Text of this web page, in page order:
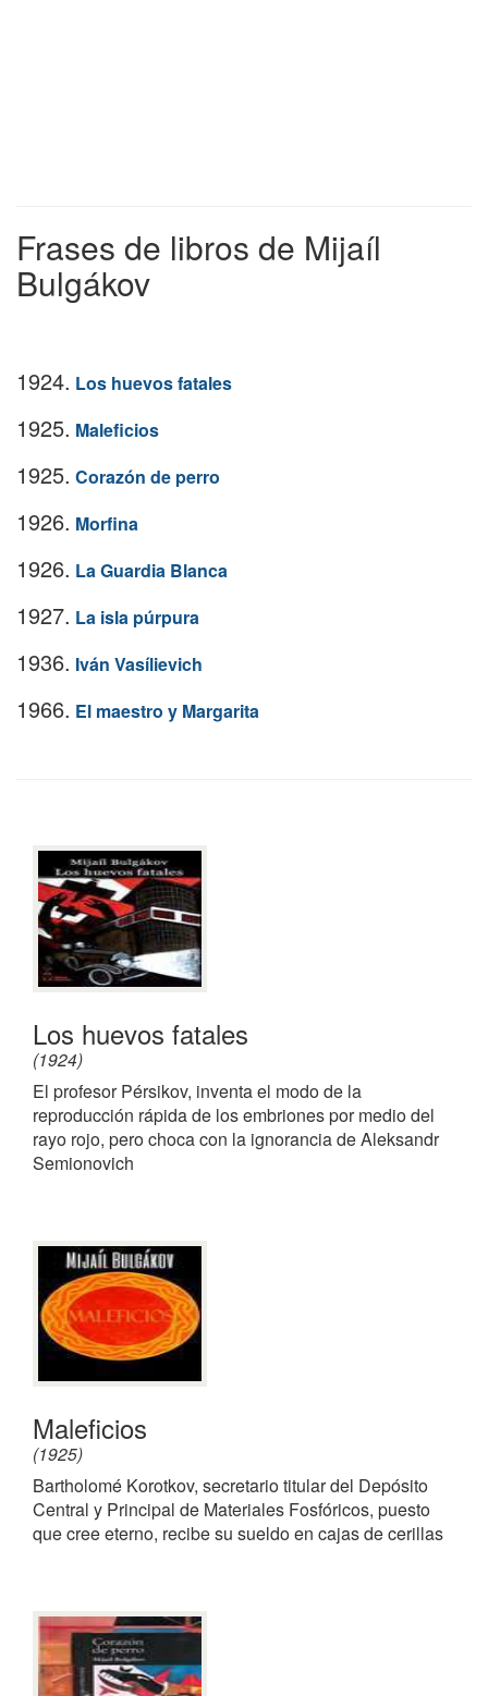
Frases de libros de Mijaíl
Bulgákov
1924. Los huevos fatales
1925. Maleficios
1925. Corazón de perro
1926. Morfina
1926. La Guardia Blanca
1927. La isla púrpura
1936. Iván Vasílievich
1966. El maestro y Margarita
Los huevos fatales
(1924)
El profesor Pérsikov, inventa el modo de la
reproducción rápida de los embriones por medio del
rayo rojo, pero choca con la ignorancia de Aleksandr
Semionovich
Maleficios
(1925)
Bartholomé Korotkov, secretario titular del Depósito
Central y Principal de Materiales Fosfóricos, puesto
que cree eterno, recibe su sueldo en cajas de cerillas